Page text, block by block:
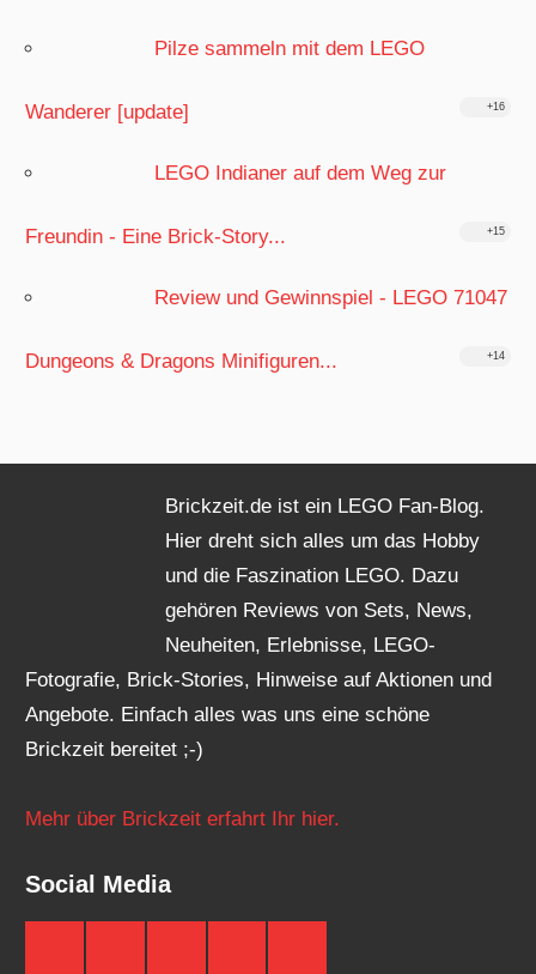
Pilze sammeln mit dem LEGO
Wanderer [update] +16
LEGO Indianer auf dem Weg zur
Freundin - Eine Brick-Story... +15
Review und Gewinnspiel - LEGO 71047
Dungeons & Dragons Minifiguren... +14
Brickzeit.de ist ein LEGO Fan-Blog.
Hier dreht sich alles um das Hobby
und die Faszination LEGO. Dazu
gehören Reviews von Sets, News,
Neuheiten, Erlebnisse, LEGO-
Fotografie, Brick-Stories, Hinweise auf Aktionen und
Angebote. Einfach alles was uns eine schöne
Brickzeit bereitet ;-)
Mehr über Brickzeit erfahrt Ihr hier.
Social Media